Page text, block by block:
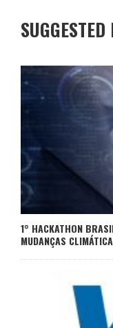
SUGGESTED
1° HACKATHON
MUDANÇAS